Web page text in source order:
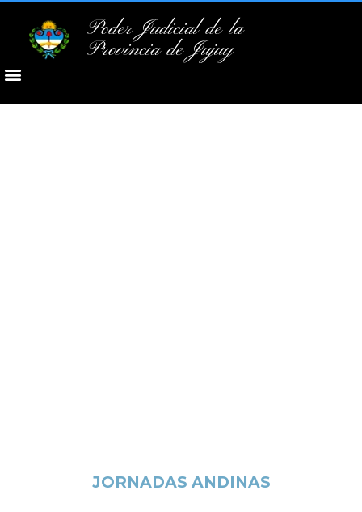
Poder Judicial de la
Provincia de Jujuy
JORNADAS ANDINAS